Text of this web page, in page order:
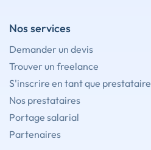
Nos services
Demander un devis
Trouver un freelance
S'inscrire en tant que prestataire
Nos prestataires
Portage salarial
Partenaires